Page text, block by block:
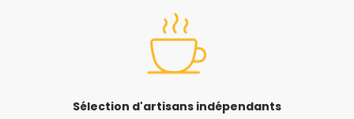
Sélection d'artisans indépendants